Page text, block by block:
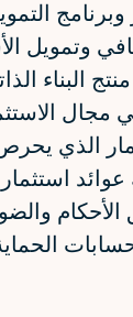
وبرنامج
وتمويل
البناء
مجال
الذي
عوائد
الأحكام